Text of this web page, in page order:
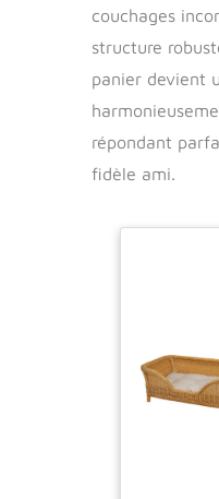
couchages
structure
panier devient
répondant
fidèle ami.